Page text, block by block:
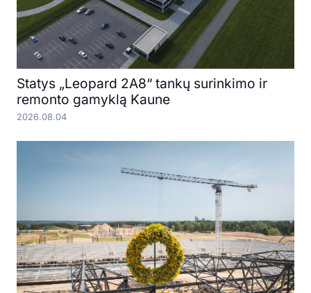
Statys „Leopard 2A8“ tankų surinkimo ir
remonto gamyklą Kaune
2026.08.04